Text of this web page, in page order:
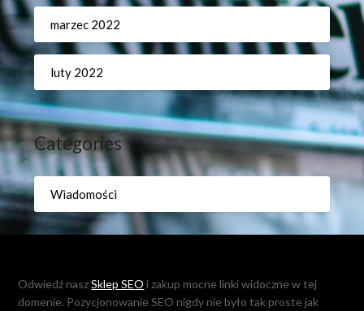
marzec 2022
luty 2022
Categories
Wiadomości
Odwiedź naszSklep SEO i zakup mocne linki widoczne w tej
domenie. Pozycjonowanie SEO nigdy nie było tak proste jak